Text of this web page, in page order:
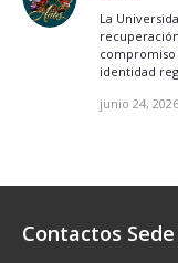
La
identidad
junio 24, 2026
Contactos